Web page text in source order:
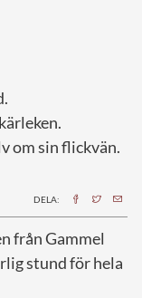
om sin flickvän.
DELA:
från Gammel
stund för hela